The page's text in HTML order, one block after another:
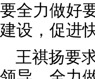
要全力做好
建设，促进
王祺扬要